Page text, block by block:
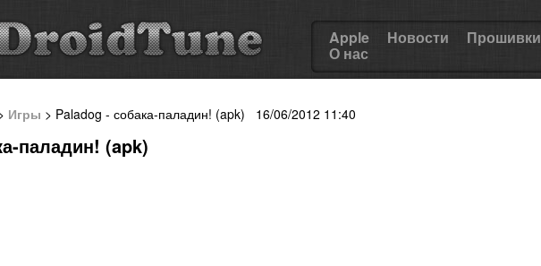
Apple Новости Прошивки
О нас
Игры > Paladog - собака-паладин! (apk) 16/06/2012 11:40
паладин! (apk)